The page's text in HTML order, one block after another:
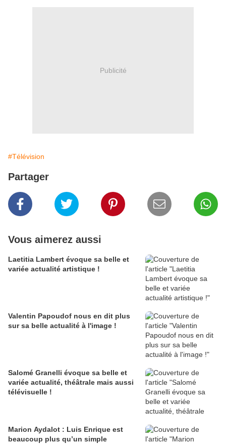
Publicité
#Télévision
Partager
Vous aimerez aussi
Laetitia Lambert évoque sa belle et
variée actualité artistique !
Valentin Papoudof nous en dit plus
sur sa belle actualité à l'image !
Salomé Granelli évoque sa belle et
variée actualité, théâtrale mais aussi
télévisuelle !
Marion Aydalot : Luis Enrique est
beaucoup plus qu’un simple